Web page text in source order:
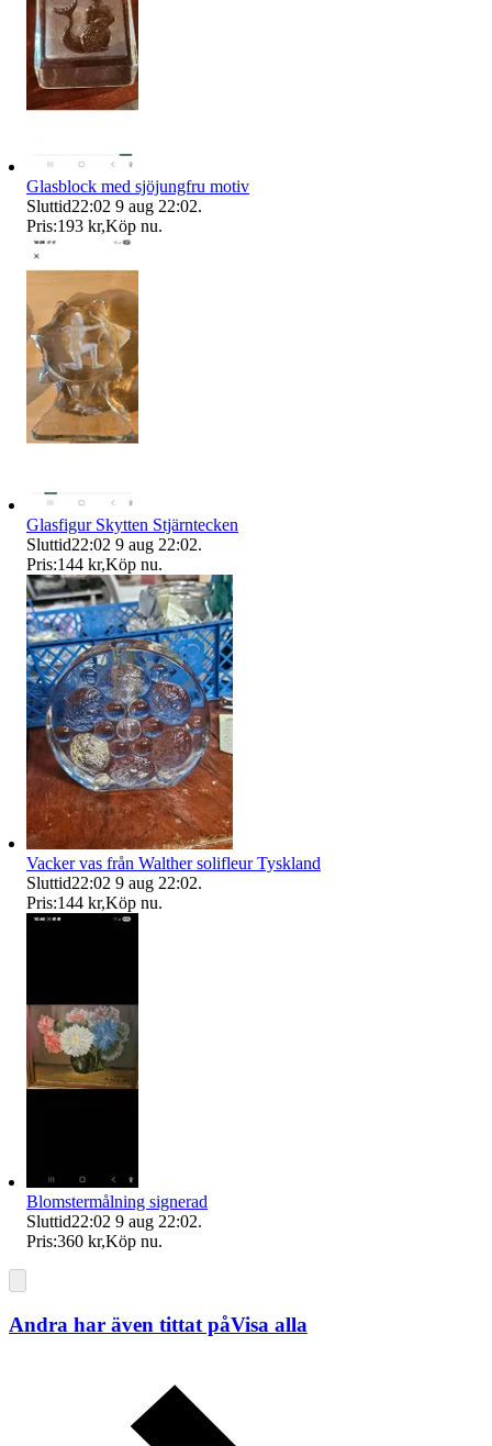
Glasblock med sjöjungfru motiv
Sluttid22:02 9 aug 22:02.
Pris:193 kr,Köp nu.
Glasfigur Skytten Stjärntecken
Sluttid22:02 9 aug 22:02.
Pris:144 kr,Köp nu.
Vacker vas från Walther solifleur Tyskland
Sluttid22:02 9 aug 22:02.
Pris:144 kr,Köp nu.
Blomstermålning signerad
Sluttid22:02 9 aug 22:02.
Pris:360 kr,Köp nu.
Andra har även tittat påVisa alla